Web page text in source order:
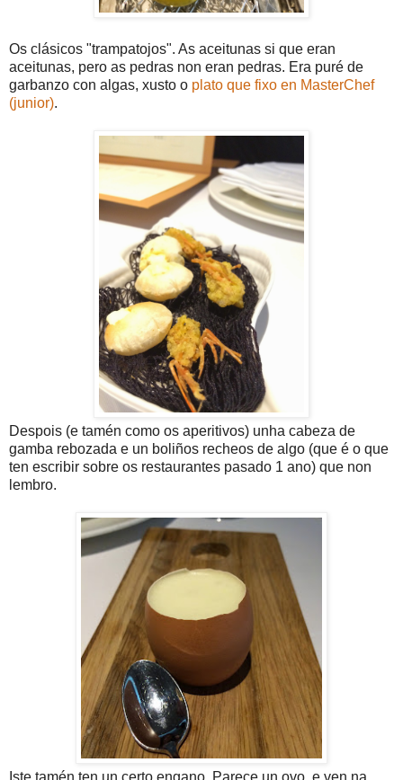
Os clásicos "trampatojos". As aceitunas si que eran
aceitunas, pero as pedras non eran pedras. Era puré de
garbanzo con algas, xusto o plato que fixo en MasterChef
(junior).
Despois (e tamén como os aperitivos) unha cabeza de
gamba rebozada e un boliños recheos de algo (que é o que
ten escribir sobre os restaurantes pasado 1 ano) que non
lembro.
Iste tamén ten un certo engano. Parece un ovo, e ven na